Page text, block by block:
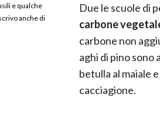
e qualche
anche di
Due le scuole di
carbone
carbone non
aghi di pino sono
betulla al maiale
cacciagione.